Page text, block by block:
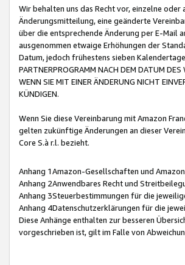
Wir behalten uns das Recht vor, einzelne
Änderungsmitteilung, eine geänderte
über die entsprechende Änderung per E-Mail
ausgenommen etwaige Erhöhungen der
Datum, jedoch frühestens sieben
PARTNERPROGRAMM NACH DEM DATUM
WENN SIE MIT EINER ÄNDERUNG NICHT
KÜNDIGEN.
Wenn Sie diese Vereinbarung mit Amazon
gelten zukünftige Änderungen an dieser
Core S.à r.l. bezieht.
Anhang 1Amazon-Gesellschaften und
Anhang 2Anwendbares Recht und
Anhang 3Steuerbestimmungen für die
Anhang 4Datenschutzerklärungen für die
Diese Anhänge enthalten zur besseren
vorgeschrieben ist, gilt im Falle von